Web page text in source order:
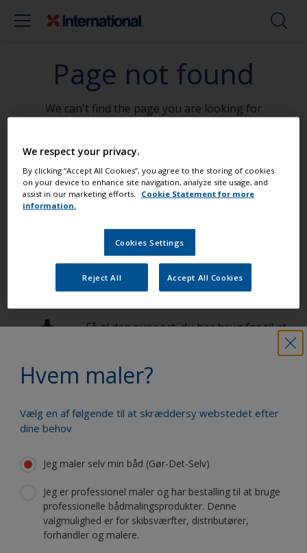
Page not found
We can't find the page you are looking for
Go To Home
Hvem maler?
Vælg en af følgende til at skræddersy webstedet efter
dine behov
Jeg maler selv min båd (Gør-Det-Selv)
Jeg er professionel maler og har bestalling til at bruge
professionelle bådmalingsprodukter. Denne
valgmulighed er for skibsværfter, distributører,
forhandler og malere.
Mal din båd som en professionel
Find de bedste produkter til at holde
din båd i fantastisk stand
Få al den support, du har brug for til at
Drag fordel af vores fortsatte
innovation og videnskabelige
Følg International:
We respect your privacy.
By clicking “Accept All Cookies”, you agree to the storing of cookies
on your device to enhance site navigation, analyze site usage, and
assist in our marketing efforts.
Cookie Statement for more
information.
Cookies Settings
Reject All Accept All Cookies